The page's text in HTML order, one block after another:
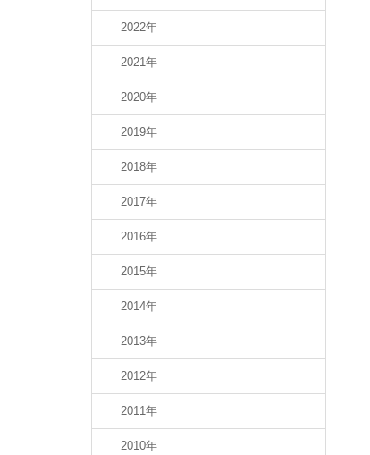
2022年
2021年
2020年
2019年
2018年
2017年
2016年
2015年
2014年
2013年
2012年
2011年
2010年